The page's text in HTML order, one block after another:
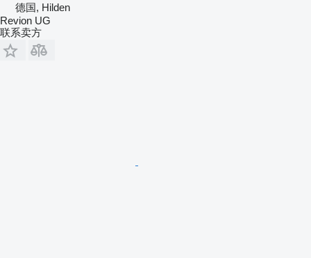
德国, Hilden
Revion UG
联系卖方